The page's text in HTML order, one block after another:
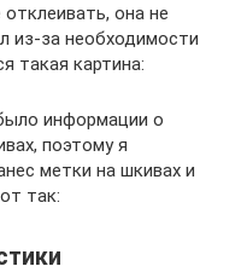
она не
из-за необходимости
такая картина:
информации о
поэтому я
метки на шкивах и
так: